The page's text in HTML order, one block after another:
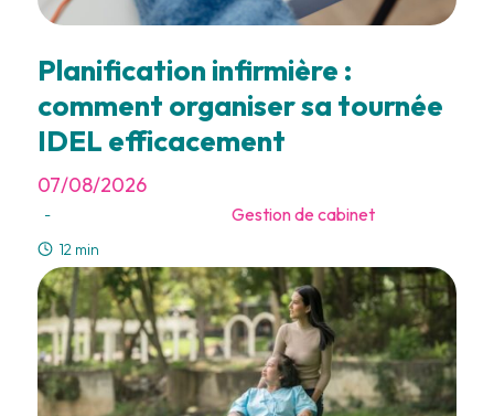
Planification infirmière :
comment organiser sa tournée
IDEL efficacement
07/08/2026
- Gestion de cabinet
12 min